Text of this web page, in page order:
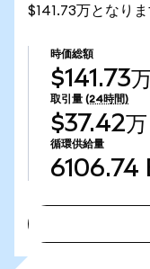
$141.73万となりま
時価総額
$141.73
取引量 (24時間)
$37.42万
循環供給量
6106.74